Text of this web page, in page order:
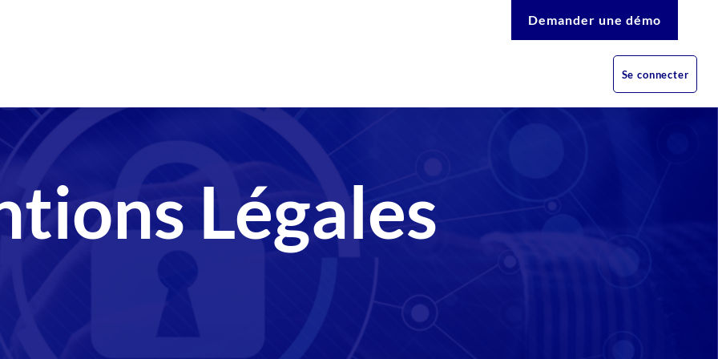
Demander une démo
Se connecter
Légales